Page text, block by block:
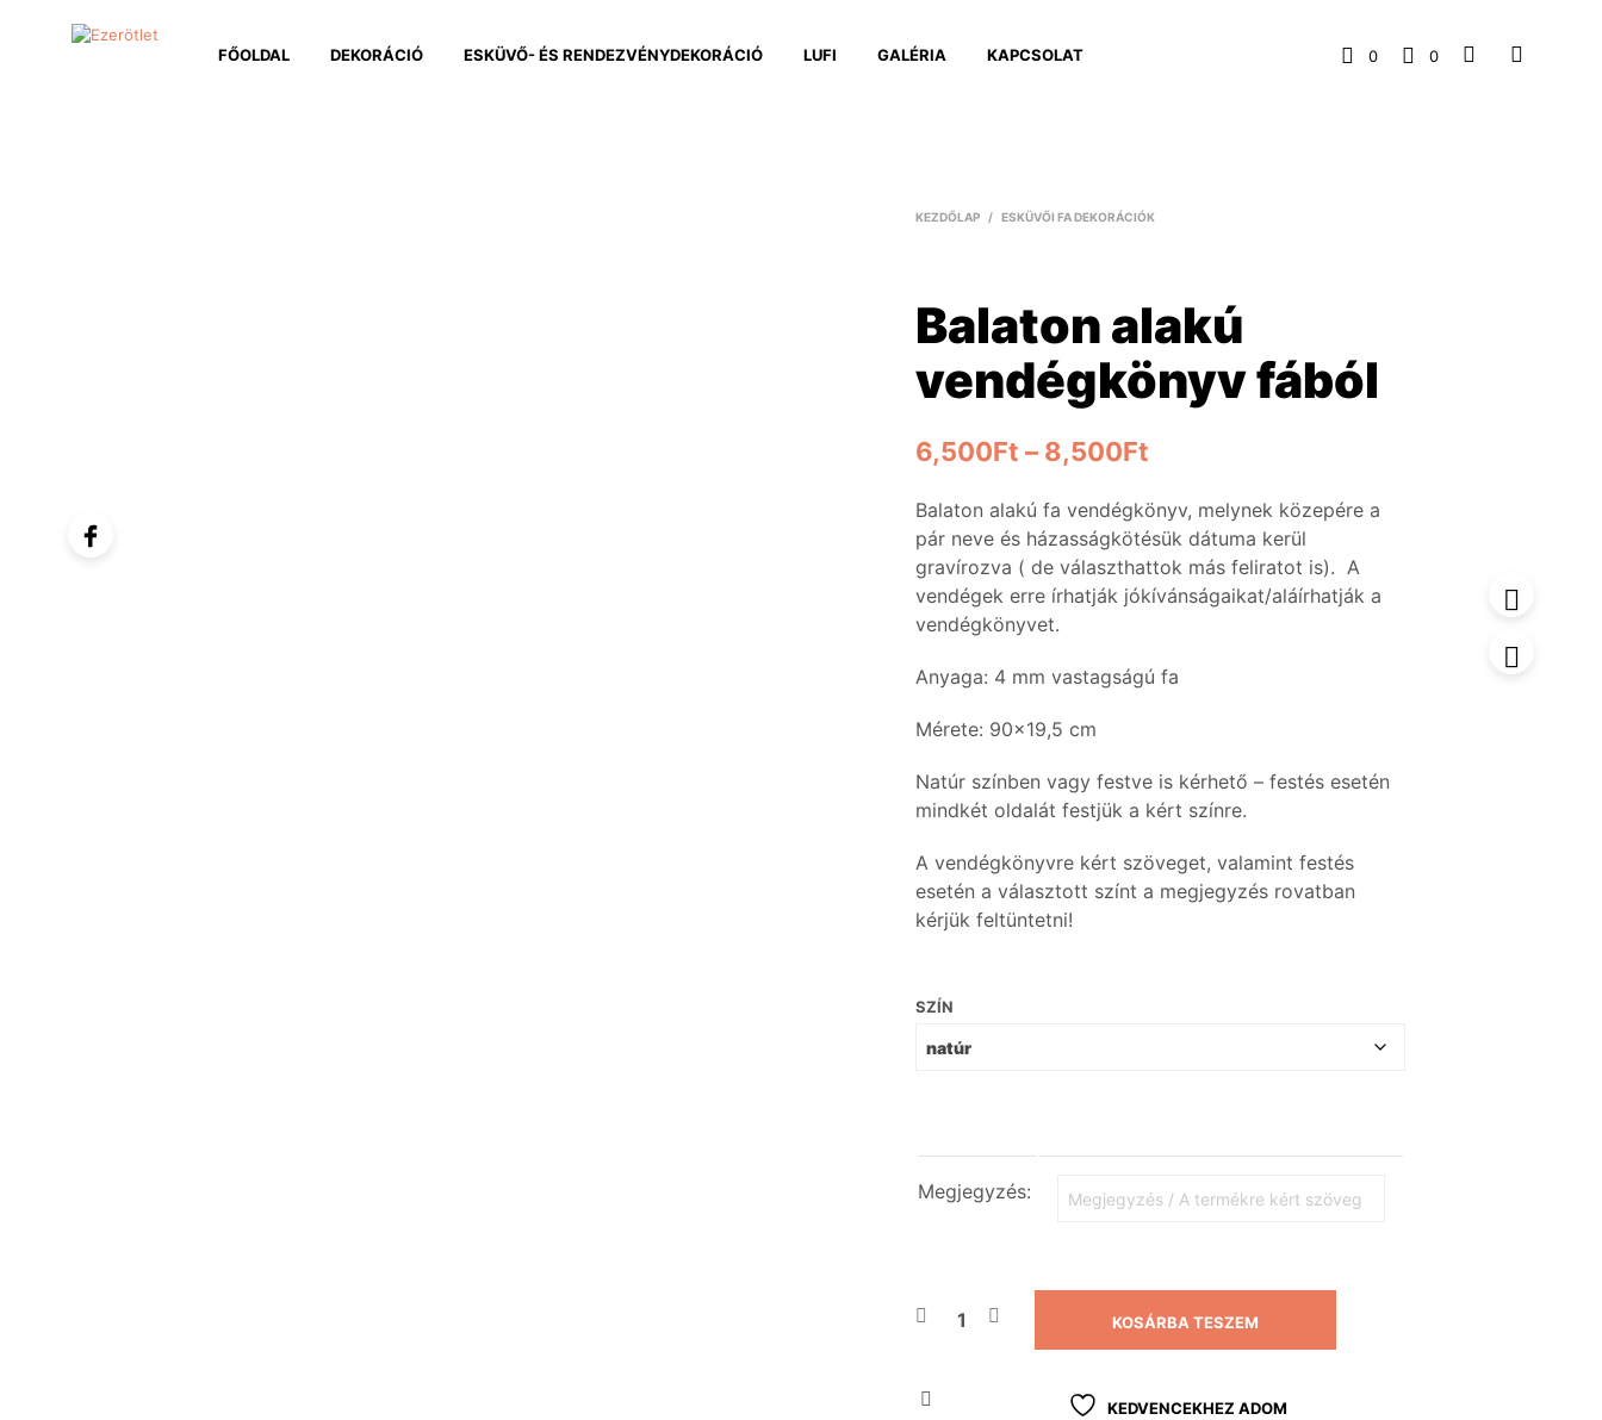
0 0
FŐOLDAL DEKORÁCIÓ ESKÜVŐ- ÉS RENDEZVÉNYDEKORÁCIÓ LUFI GALÉRIA KAPCSOLAT
KEZDŐLAP / ESKÜVŐI FA DEKORÁCIÓK
Balaton alakú
vendégkönyv fából
6,500Ft – 8,500Ft
Balaton alakú fa vendégkönyv, melynek közepére a
pár neve és házasságkötésük dátuma kerül
gravírozva ( de választhattok más feliratot is). A
vendégek erre írhatják jókívánságaikat/aláírhatják a
vendégkönyvet.
Anyaga: 4 mm vastagságú fa
Mérete: 90×19,5 cm
Natúr színben vagy festve is kérhető – festés esetén
mindkét oldalát festjük a kért színre.
A vendégkönyvre kért szöveget, valamint festés
esetén a választott színt a megjegyzés rovatban
kérjük feltüntetni!
SZÍN
Megjegyzés:
KOSÁRBA TESZEM
KEDVENCEKHEZ ADOM